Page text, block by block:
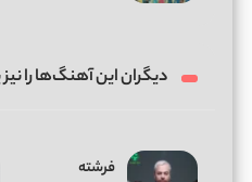
دیگران این آهنگ‌ها را
فرشته